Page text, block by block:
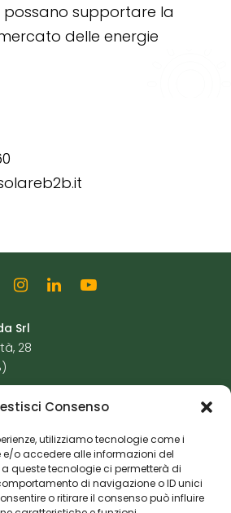
Consenso
utilizziamo tecnologie come i
e/o accedere alle informazioni del
queste tecnologie ci permetterà di
di navigazione o ID unici
o ritirare il consenso può influire
possano supportare la
delle energie
Srl
28